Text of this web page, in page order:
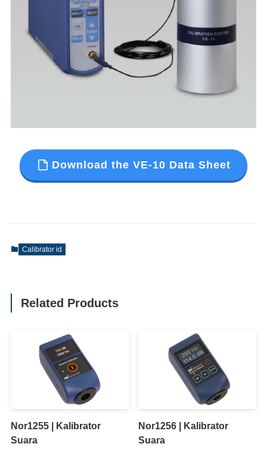
Download the VE-10 Data Sheet
Calibrator id
Related Products
Nor1255 | Kalibrator
Suara
Nor1256 | Kalibrator
Suara